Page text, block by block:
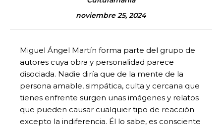
noviembre 25, 2024
Miguel Ángel Martín forma parte del grupo de
autores cuya obra y personalidad parece
disociada. Nadie diría que de la mente de la
persona amable, simpática, culta y cercana que
tienes enfrente surgen unas imágenes y relatos
que pueden causar cualquier tipo de reacción
excepto la indiferencia. Él lo sabe, es consciente